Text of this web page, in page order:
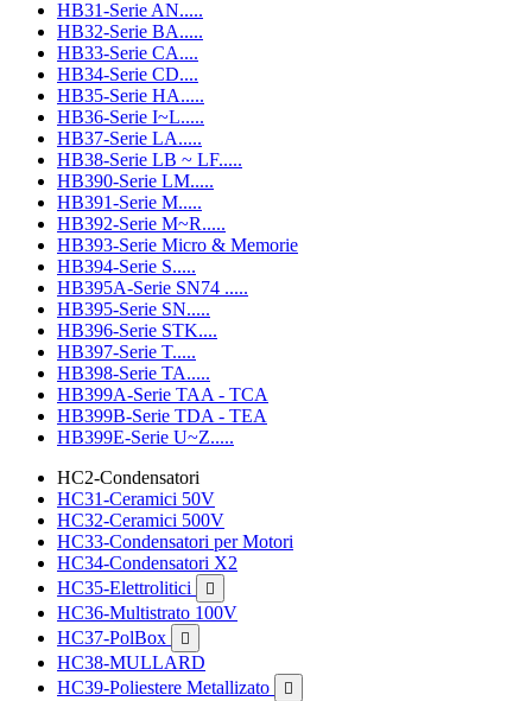
HB31-Serie AN.....
HB32-Serie BA.....
HB33-Serie CA....
HB34-Serie CD....
HB35-Serie HA.....
HB36-Serie I~L.....
HB37-Serie LA.....
HB38-Serie LB ~ LF.....
HB390-Serie LM.....
HB391-Serie M.....
HB392-Serie M~R.....
HB393-Serie Micro & Memorie
HB394-Serie S.....
HB395A-Serie SN74 .....
HB395-Serie SN.....
HB396-Serie STK....
HB397-Serie T.....
HB398-Serie TA.....
HB399A-Serie TAA - TCA
HB399B-Serie TDA - TEA
HB399E-Serie U~Z.....
HC2-Condensatori
HC31-Ceramici 50V
HC32-Ceramici 500V
HC33-Condensatori per Motori
HC34-Condensatori X2
HC35-Elettrolitici

HC36-Multistrato 100V
HC37-PolBox

HC38-MULLARD
HC39-Poliestere Metallizato
